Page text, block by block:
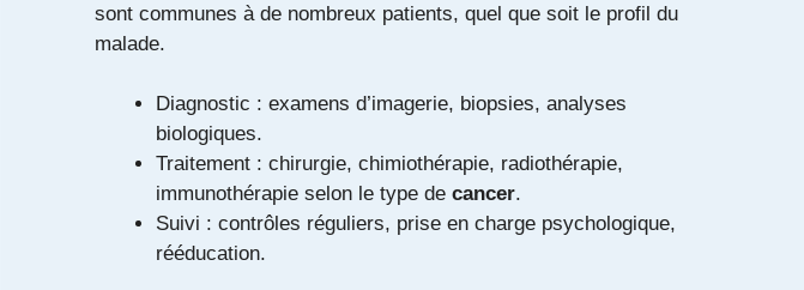
sont communes à de nombreux patients, quel que soit le profil du
malade.
Diagnostic : examens d’imagerie, biopsies, analyses
biologiques.
Traitement : chirurgie, chimiothérapie, radiothérapie,
immunothérapie selon le type de cancer.
Suivi : contrôles réguliers, prise en charge psychologique,
rééducation.